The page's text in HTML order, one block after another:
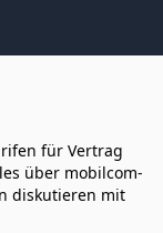
für Vertrag
über mobilcom-
diskutieren mit